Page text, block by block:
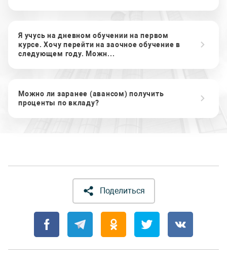
Я учусь на дневном обучении на первом
курсе. Хочу перейти на заочное обучение в
следующем году. Можн...
Можно ли заранее (авансом) получить
проценты по вкладу?
Поделиться